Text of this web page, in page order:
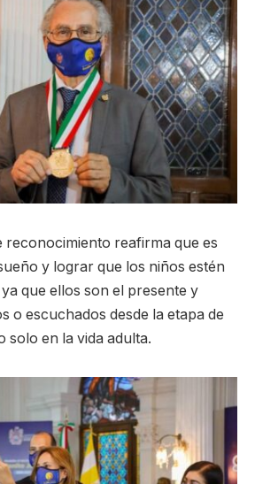
reconocimiento reafirma que es
y lograr que los niños estén
que ellos son el presente y
o escuchados desde la etapa de
solo en la vida adulta.